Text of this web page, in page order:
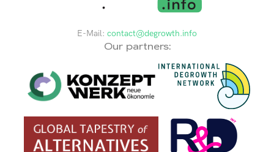
E-Mail: contact@degrowth.info
Our partners: